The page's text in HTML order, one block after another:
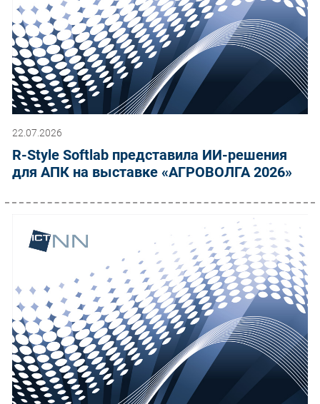
22.07.2026
R-Style Softlab представила ИИ-решения
для АПК на выставке «АГРОВОЛГА 2026»